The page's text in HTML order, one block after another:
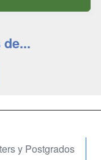
y Postgrados